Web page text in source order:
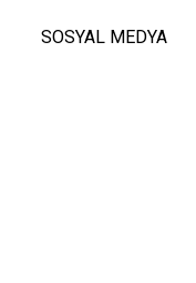
SOSYAL MEDYA